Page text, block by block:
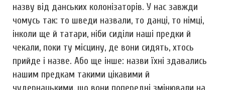
назву від данських колонізаторів. У нас завжди
чомусь так: то шведи назвали, то данці, то німці,
інколи ще й татари, ніби сиділи наші предки й
чекали, поки ту місцину, де вони сидять, хтось
прийде і назве. Або ще інше: назви їхні здавались
нашим предкам такими цікавими й
чудернацькими, що вони попередні змінювали на